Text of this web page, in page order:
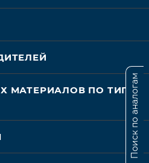
МАТЕРИАЛОВ ПО ТИПУПоиск по аналогам